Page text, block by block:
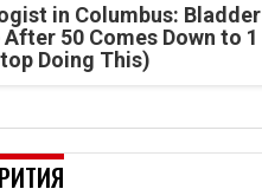
in Columbus: Bladder
50 Comes Down to 1
Doing This)